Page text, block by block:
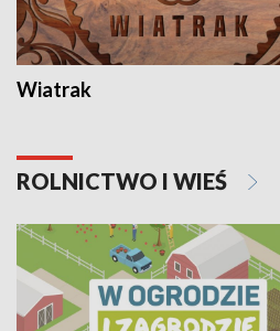
Wiatrak
ROLNICTWO I WIEŚ